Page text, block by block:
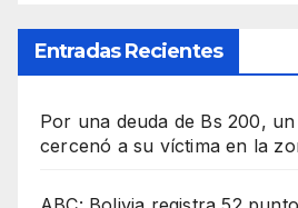
Entradas Recientes
Por una deuda de Bs 200,
cercenó a su víctima en la